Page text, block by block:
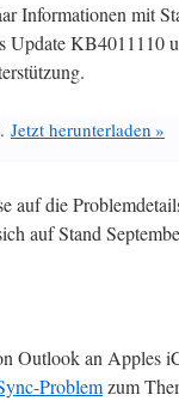
Informationen mit
KB4011110
Jetzt herunterladen »
die
auf Stand
Outlook an Apples
Problemzum